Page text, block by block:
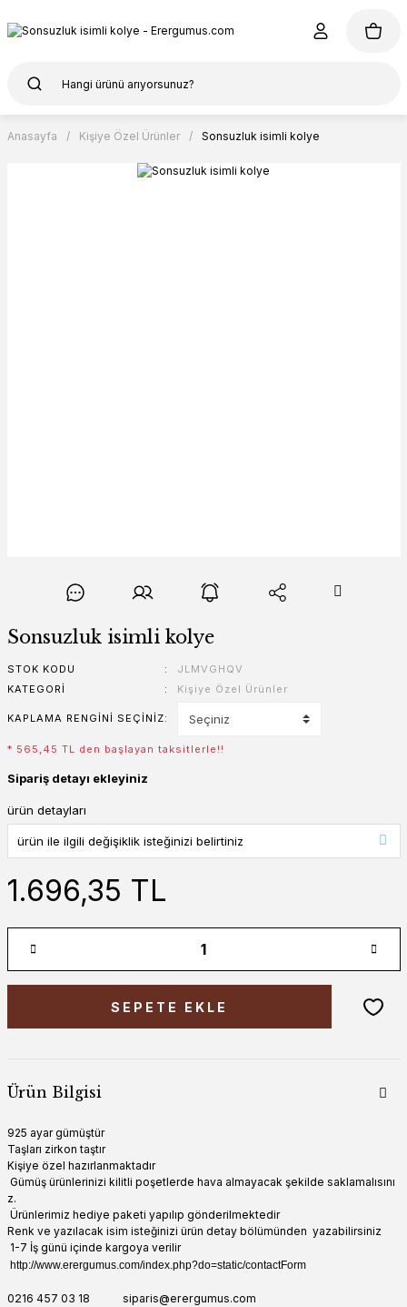
Anasayfa Kişiye Özel Ürünler Sonsuzluk isimli kolye
Sonsuzluk isimli kolye
STOK KODU
JLMVGHQV
KATEGORI
Kişiye Özel Ürünler
KAPLAMA RENGINI SEÇINIZ
* 565,45 TL den başlayan taksitlerle!!
Sipariş detayı ekleyiniz
ürün detayları
1.696,35 TL
SEPETE EKLE
Ürün Bilgisi
925 ayar gümüştür
Taşları zirkon taştır
Kişiye özel hazırlanmaktadır
Gümüş ürünlerinizi kilitli poşetlerde hava almayacak şekilde saklamalısını
z.
Ürünlerimiz hediye paketi yapılıp gönderilmektedir
Renk ve yazılacak isim isteğinizi ürün detay bölümünden yazabilirsiniz
1-7 İş günü içinde kargoya verilir
http://www.erergumus.com/index.php?do=static/contactForm
0216 457 03 18 siparis@erergumus.com